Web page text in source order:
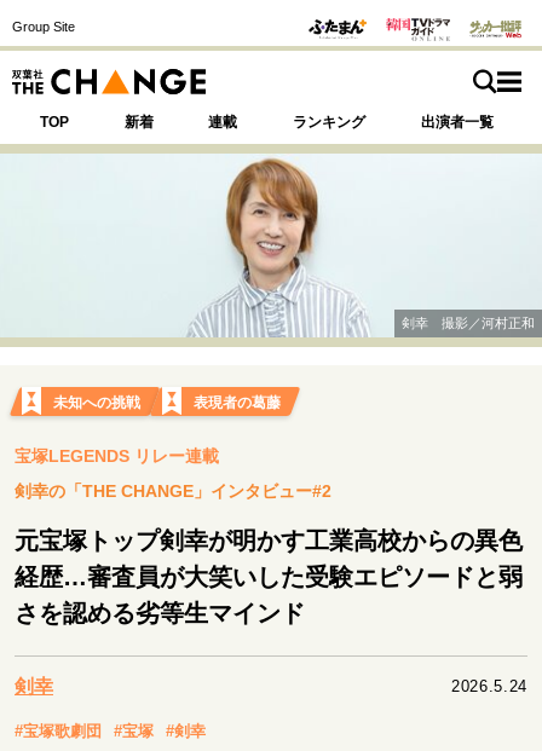
Group Site
TOP 新着 連載 ランキング 出演者一覧
注目の記事テーマで探す
運命を変えた出会い 決断の裏側
表現者の葛藤
人生が動いた日
キャリア・働き方
セカンドキャリアの描き方
独立という決断
大人の学び直し
ファーストキャリアを拓く
経営・ビジネス
剣幸 撮影／河村正和
未知への挑戦 表現者の葛藤
宝塚LEGENDS リレー連載
剣幸の「THE CHANGE」インタビュー#2
元宝塚トップ剣幸が明かす工業高校からの異色
経歴…審査員が大笑いした受験エピソードと弱
さを認める劣等生マインド
剣幸 2026.5.24
#宝塚歌劇団 #宝塚 #剣幸